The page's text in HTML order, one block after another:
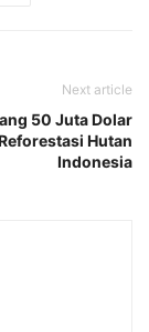
Next article
50 Juta Dolar
Hutan
Indonesia